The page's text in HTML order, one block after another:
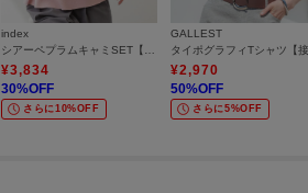
index
¥3,834
30%OFF
さらに10%OFF
GALLEST
¥2,970
50%OFF
さらに5%OFF